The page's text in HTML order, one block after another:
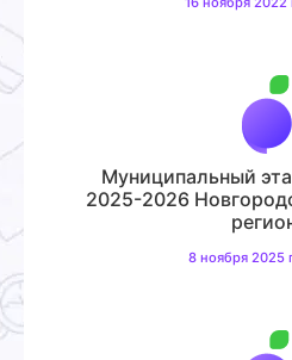
Муниципальный
2025-2026
8 ноября 2025